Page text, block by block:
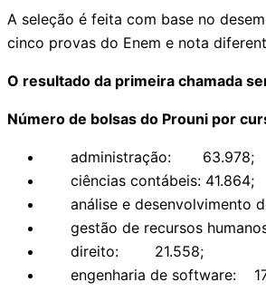
A seleção é feita com base no
cinco provas do Enem e nota
O resultado da primeira chamada
Número de bolsas do Prouni por
administração: 63.978;
ciências contábeis: 41.864;
análise e desenvolvimento
gestão de recursos
direito: 21.558;
engenharia de software: